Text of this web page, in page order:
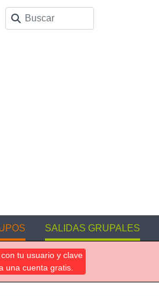
SALIDAS GRUPALES
tu usuario y clave
una cuenta gratis.